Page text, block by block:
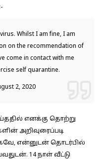
Whilst I am fine, I am
on the recommendation of
come in contact with me
self quarantine.
2, 2020
எனக்கு தொற்று
அறிவுரைப்படி
என்னுடன் தொடர்பில்
14 நாள் வீட்டு